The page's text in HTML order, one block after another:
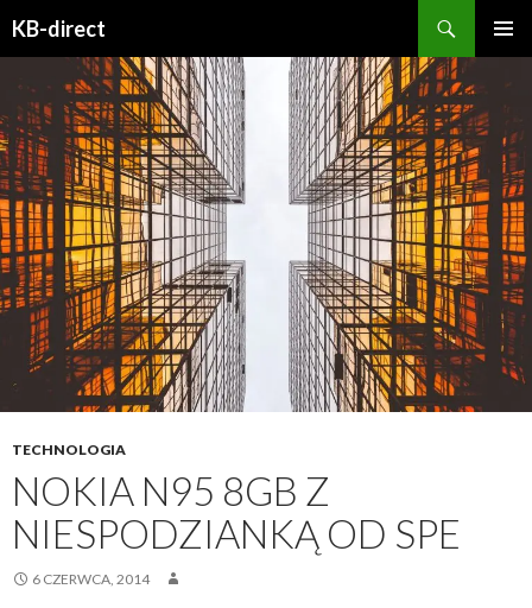
KB-direct
TREŚCI
TECHNOLOGIA
NOKIA N95 8GB Z
NIESPODZIANKĄ OD SPE
6 CZERWCA, 2014